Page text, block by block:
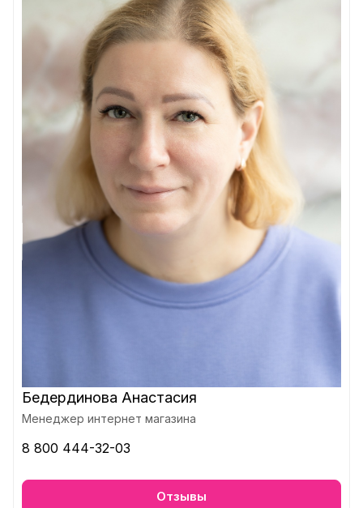
Бедердинова Анастасия
Менеджер интернет магазина
8 800 444-32-03
Отзывы